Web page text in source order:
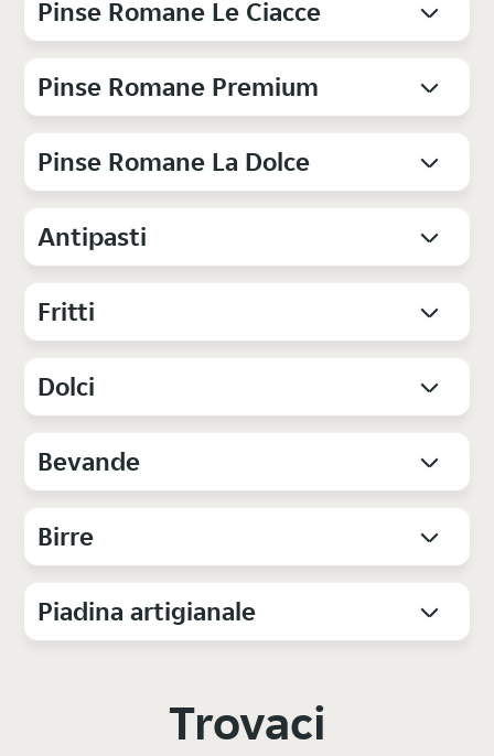
Pinse Romane Le Ciacce
Pinse Romane Premium
Pinse Romane La Dolce
Antipasti
Fritti
Dolci
Bevande
Birre
Piadina artigianale
Trovaci